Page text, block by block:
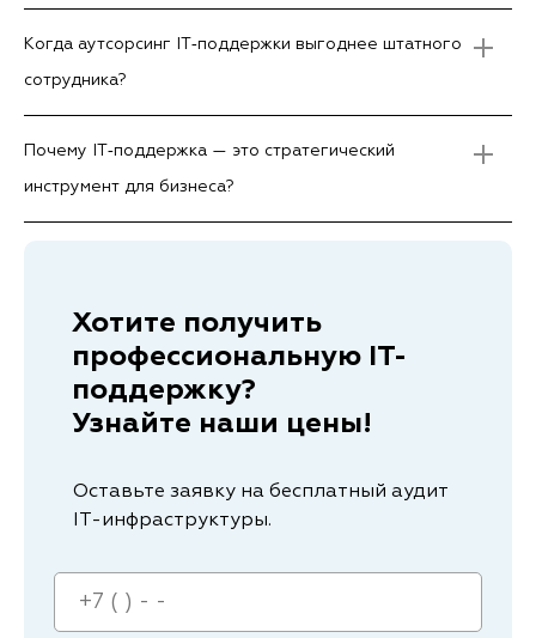
Когда аутсорсинг IT‑поддержки выгоднее штатного
сотрудника?
Почему IT‑поддержка — это стратегический
инструмент для бизнеса?
Хотите получить
профессиональную IT-
поддержку?
Узнайте наши цены!
Оставьте заявку на бесплатный аудит
IT-инфраструктуры.